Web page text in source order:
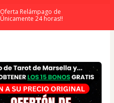
Oferta Relámpago de
Únicamente 24 horas!!